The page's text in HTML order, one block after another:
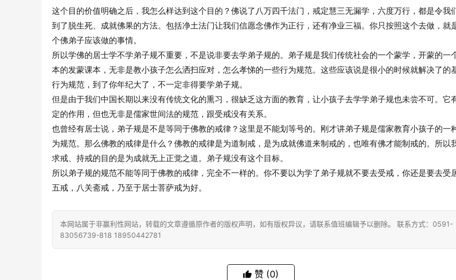
这个目的价值明确之后，我怎么样达到这个目的？佛说了八万四千法门，戒定慧三无漏学，六度万行，都是令我
到了脱生死、成就佛果的方法。包括净土法门让我们信愿念佛作为正行，还有净业三福。你只按照这个去做，就
个佛弟子应该做的事情。
所以学佛的居士学不学弟子规不重要，不是说非要去学弟子规的。弟子规是我们传统社会的一个蒙学，开蒙的一
本的发蒙课本，无非是教小孩子怎么洒扫应对，怎么孝悌的一些行为规范。这些应该说是很小的时候就解决了的
行为规范，到了你年纪大了，不一定非得要学弟子规。
但是由于我们中国长期以来没有传统文化的熏习，很缺乏这方面的教育，让小孩子去学学弟子规也未尝不可。它
定的作用，但也无非是儒家世间法的规范，跟受戒没有关系。
也曾经有居士说，弟子规是不是等同于佛教的戒律？这里是不能划等号的。刚才讲弟子规是儒家教育小孩子的一
为规范。那么佛教的戒律是什么？佛教的戒律是为道制戒，是为成就佛道来制戒的，也唯有佛才能制戒的。所以
求戒、持戒的目的是为成就无上正觉之道。弟子规没有这个目标。
所以弟子规的规范不能等同于佛教的戒律，完全不一样的。你不要以为学了弟子规就不要去受戒，你还是要去受
五戒，八关斋戒，乃至于居士菩萨戒为好。
本网站属于非赢利性网站，转载的文章遵循原作者的版权声明，如有版权异议，请联系值班编辑予以删除。 联系方式：0591-
83056739-818 18950442781
赞 (0)